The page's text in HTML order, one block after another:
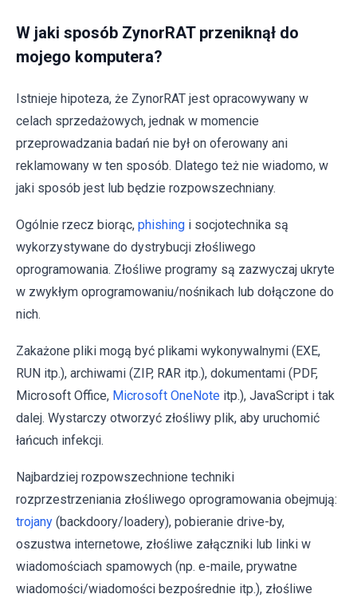
W jaki sposób ZynorRAT przeniknął do
mojego komputera?
Istnieje hipoteza, że ZynorRAT jest opracowywany w
celach sprzedażowych, jednak w momencie
przeprowadzania badań nie był on oferowany ani
reklamowany w ten sposób. Dlatego też nie wiadomo, w
jaki sposób jest lub będzie rozpowszechniany.
Ogólnie rzecz biorąc, phishing i socjotechnika są
wykorzystywane do dystrybucji złośliwego
oprogramowania. Złośliwe programy są zazwyczaj ukryte
w zwykłym oprogramowaniu/nośnikach lub dołączone do
nich.
Zakażone pliki mogą być plikami wykonywalnymi (EXE,
RUN itp.), archiwami (ZIP, RAR itp.), dokumentami (PDF,
Microsoft Office, Microsoft OneNote itp.), JavaScript i tak
dalej. Wystarczy otworzyć złośliwy plik, aby uruchomić
łańcuch infekcji.
Najbardziej rozpowszechnione techniki
rozprzestrzeniania złośliwego oprogramowania obejmują:
trojany (backdoory/loadery), pobieranie drive-by,
oszustwa internetowe, złośliwe załączniki lub linki w
wiadomościach spamowych (np. e-maile, prywatne
wiadomości/wiadomości bezpośrednie itp.), złośliwe